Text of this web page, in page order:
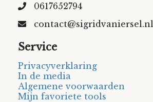
0617652794
contact@sigridvaniersel.nl
Service
Privacyverklaring
In de media
Algemene voorwaarden
Mijn favoriete tools